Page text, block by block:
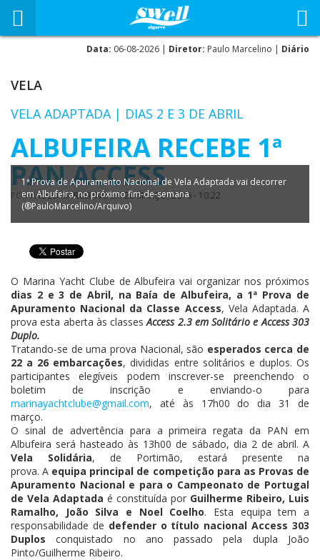
Data: 06-08-2026 | Diretor: Paulo Marcelino | Diário
VELA
VELA ADAPTADA | DIAS 2 E 3 DE ABRIL
ALBUFEIRA RECEBE 1ª
PAN ACCESS
PORPAULO MARCELINOEM28 MARÇO, 2016 - 10:22
1ª Prova de Apuramento Nacional de Vela Adaptada vai decorrer
em Albufeira, no próximo fim-de-semana
(®PauloMarcelino/Arquivo)
O Marina Yacht Clube de Albufeira vai organizar nos próximos
dias 2 e 3 de Abril, na Baía de Albufeira, a 1ª Prova de
Apuramento Nacional da Classe Access, Vela Adaptada. A
prova esta aberta às classesAccess 2.3 em Solitário e Access 303
Duplo.
Tratando-se de uma prova Nacional, são esperados cerca de
22 a 26 embarcações, divididas entre solitários e duplos. Os
participantes elegíveis podem inscrever-se preenchendo o
boletim de inscrição e enviando-o para
marinayachtclube@gmail.com, até às 17h00 do dia 31 de
março.
O sinal de advertência para a primeira regata da PAN em
Albufeira será hasteado às 13h00 de sábado, dia 2 de abril. A
Vela Solidária, de Portimão, estará presente na
prova. A equipa principal de competição para as Provas de
Apuramento Nacional e para o Campeonato de Portugal
de Vela Adaptada é constituída por Guilherme Ribeiro, Luis
Ramalho, João Silva e Noel Coelho. Esta equipa tem a
responsabilidade de defender o título nacional Access 303
Duplos conquistado no ano passado pela dupla João
Pinto/Guilherme Ribeiro.